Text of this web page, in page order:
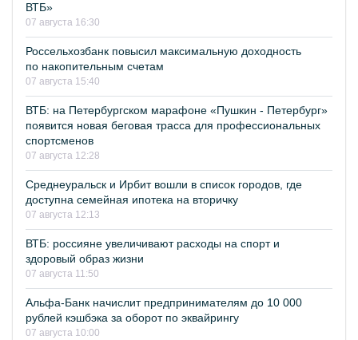
ВТБ»
07 августа 16:30
Россельхозбанк повысил максимальную доходность
по накопительным счетам
07 августа 15:40
ВТБ: на Петербургском марафоне «Пушкин - Петербург»
появится новая беговая трасса для профессиональных
спортсменов
07 августа 12:28
Среднеуральск и Ирбит вошли в список городов, где
доступна семейная ипотека на вторичку
07 августа 12:13
ВТБ: россияне увеличивают расходы на спорт и
здоровый образ жизни
07 августа 11:50
Альфа-Банк начислит предпринимателям до 10 000
рублей кэшбэка за оборот по эквайрингу
07 августа 10:00